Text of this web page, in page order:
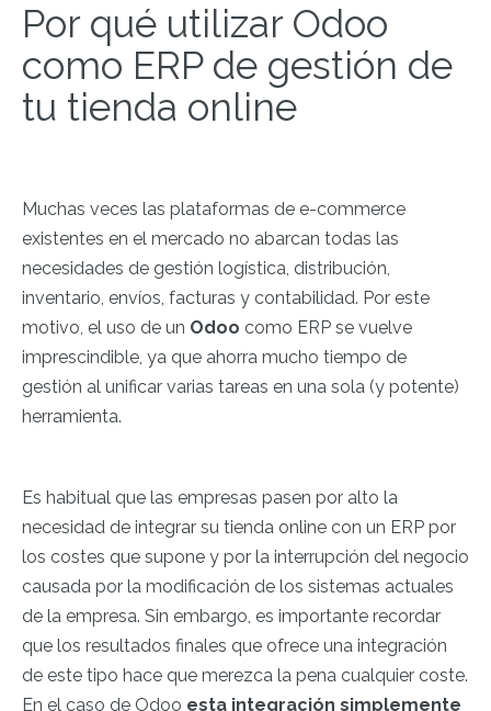
Por qué utilizar Odoo
como ERP de gestión de
tu tienda online
Muchas veces las plataformas de e-commerce
existentes en el mercado no abarcan todas las
necesidades de gestión logística, distribución,
inventario, envíos, facturas y contabilidad. Por este
motivo, el uso de un Odoo como ERP se vuelve
imprescindible, ya que ahorra mucho tiempo de
gestión al unificar varias tareas en una sola (y potente)
herramienta.
Es habitual que las empresas pasen por alto la
necesidad de integrar su tienda online con un ERP por
los costes que supone y por la interrupción del negocio
causada por la modificación de los sistemas actuales
de la empresa. Sin embargo, es importante recordar
que los resultados finales que ofrece una integración
de este tipo hace que merezca la pena cualquier coste.
En el caso de Odoo esta integración simplemente